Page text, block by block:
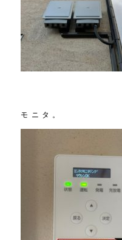
モニタ。